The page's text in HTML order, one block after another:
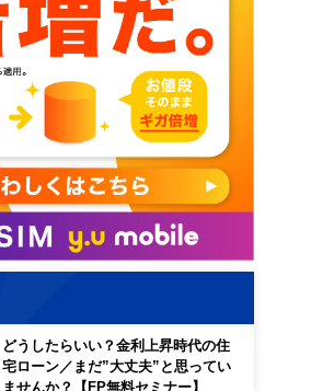
どうしたらいい？金利上昇時代の住
宅ローン／まだ”大丈夫”と思ってい
ませんか？【FP無料セミナー】